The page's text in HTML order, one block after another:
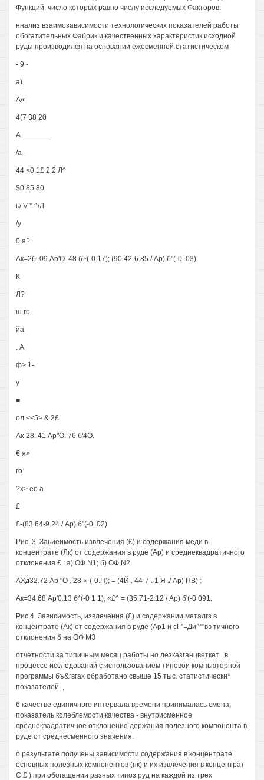
Функций, число которых равно числу исследуемых Факторов.
ннализ взаимозависимости технологических показателей работы
обогатительных Фабрик и качественных характеристик исходной
руды производился на основании ежесменной статистическом
- 9 -
а)
А«
4(7 38 20
А _______
/а-
44 <0 1£ 2.2 Л^
$0 85 80
ь/ V * ^/Л
/у
0 я?
Ак=2б. 09 Ар'О. 48 б~(-0.17); (90.42-6.85 / Ар) б"(-0. 03)
К
Л?
ш го
йа
. А
ф> 1-
у
■
ол <<5> & 2£
Ак-28. 41 Ар"О. 76 б'4О.
€ я>
го
?х> ео а
£
£-(83.64-9.24 / Ар) б"(-0. 02)
Рис. 3. Заьиеимость извлечения (£) и содержания меди в
концентрате (Лк) от содержания в руде (Ар) и среднеквадратичного
отклонения £ : а) ОФ N1; б) ОФ N2
АХд32.72 Ар "О . 28 «-(-0.П); = (4Й . 44-7 . 1 Я ./ Ар) ПВ) :
Ак=34.68 Ар'0.13 б*(-0 1 1); «£^ = (35.71-2.12 / Ар) б'(-0 091.
Рис,4. Зависимость, извлечения (£) и содержании металгз в
концентрате (Ак) от содержания в руде (Ар1 и сГ"=Ди^''"вэ тичного
отклонения б на ОФ МЗ
отчетности за типичным месяц работы но лезказганцветкет . в
процессе исследований с использованием типовои компьютерной
программы бъ&гвгах обработано свыше 15 тыс. статистически*
показателей. ,
6 качестве единичного интервала времени принималась смена,
показатель колеблемости качества - внутрисменное
среднеквадратичное отклонение держания полезного компонента в
руде от среднесменного значения.
о результате получены зависимости содержания в концентрате
основных полезных компонентов (нк) и их извлечения в концентрат
С £ ) при обогащении разных типоз руд на каждой из трех